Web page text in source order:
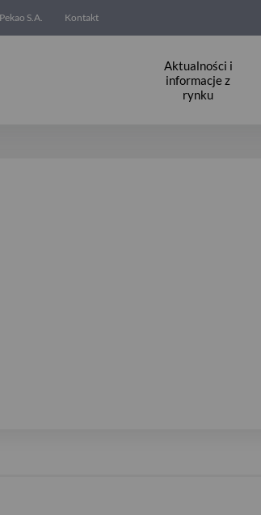
S.A. Kontakt
Aktualności i
informacje z
rynku